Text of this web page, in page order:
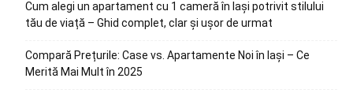
Cum alegi un apartament cu 1 cameră în Iași potrivit stilului
tău de viață – Ghid complet, clar și ușor de urmat
Compară Prețurile: Case vs. Apartamente Noi în Iași – Ce
Merită Mai Mult în 2025